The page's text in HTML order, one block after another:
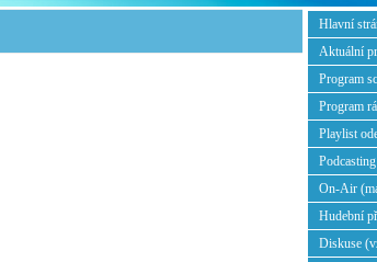
Hlavní
Aktuální
Program
Program
Playlist
On-Air
Hudební
Diskuse